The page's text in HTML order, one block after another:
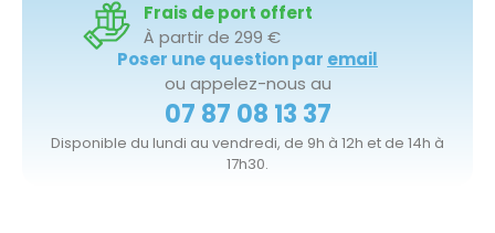
Frais de port offert
À partir de 299 €
Poser une question par email
ou appelez-nous au
07 87 08 13 37
Disponible du lundi au vendredi, de 9h à 12h et de 14h à
17h30.